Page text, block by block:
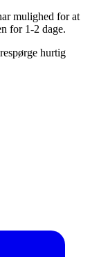
mulighed for at
for 1-2 dage.
hurtig